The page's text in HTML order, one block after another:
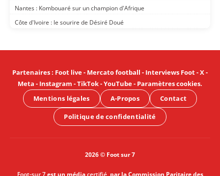
Nantes : Kombouaré sur un champion d'Afrique
Côte d'Ivoire : le sourire de Désiré Doué
Partenaires: Foot live- Mercato football - Interviews Foot-X-
Meta - Instagram -TikTok-YouTube- Paramètres cookies.
Mentions légales
A-Propos Contact
Politique de confidentialité
2026 © Foot sur 7
Foot-sur 7est un médiacertifié, par la Commission Paritaire des